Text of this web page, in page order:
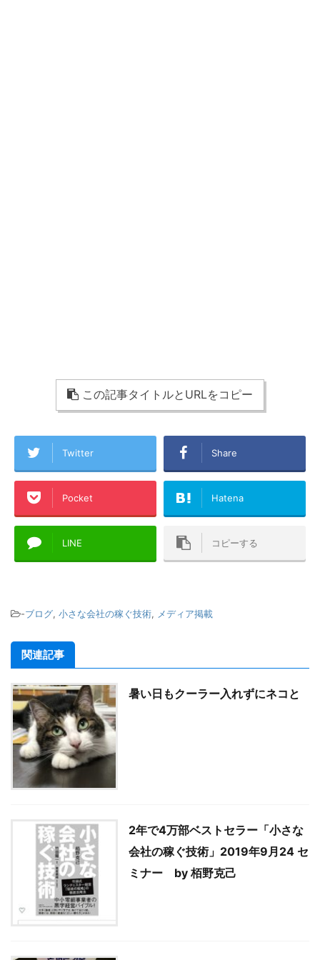
この記事タイトルとURLをコピー
Twitter Share
Pocket Hatena
LINE コピーする
-ブログ, 小さな会社の稼ぐ技術, メディア掲載
関連記事
暑い日もクーラー入れずにネコと
2年で4万部ベストセラー「小さな
会社の稼ぐ技術」2019年9月24 セ
ミナー by 栢野克己